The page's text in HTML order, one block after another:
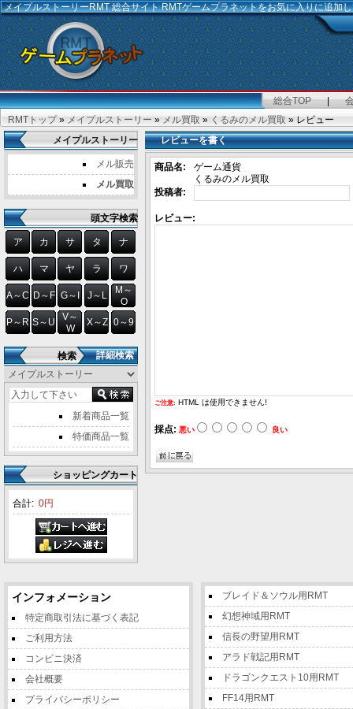
メイプルストーリーRMT総合サイト RMTゲームプラネットをお気に入りに追加
総合TOP |
RMTトップ » メイプルストーリー » メル買取 » くるみのメル買取 » レビュー
メイプルストーリー
メル販売
メル買取
頭文字検索
ア カ サ タ ナ
ハ マ ヤ ラ ワ
A～C D～F G～I J～L
M～
O
P～R S～U
V～
W
X～Z 0～9
検索 詳細検索
新着商品一覧
特価商品一覧
ショッピングカート
合計: 0円
レビューを書く
商品名:
ゲーム通貨
くるみのメル買取
投稿者:
レビュー:
ご注意: HTML は使用できません!
採点: 悪い 良い
インフォメーション
特定商取引法に基づく表記
ご利用方法
コンビニ決済
会社概要
プライバシーポリシー
ブレイド＆ソウル用RMT
幻想神域用RMT
信長の野望用RMT
アラド戦記用RMT
ドラゴンクエスト10用RMT
FF14用RMT